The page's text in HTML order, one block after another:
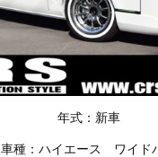
年式：新車
車種：ハイエース ワイド